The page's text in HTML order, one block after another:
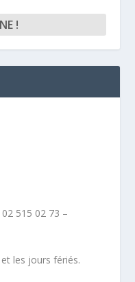
515 02 73 –
les jours fériés.